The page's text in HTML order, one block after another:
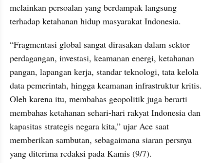
melainkan persoalan yang berdampak langsung
terhadap ketahanan hidup masyarakat Indonesia.
“Fragmentasi global sangat dirasakan dalam sektor
perdagangan, investasi, keamanan energi, ketahanan
pangan, lapangan kerja, standar teknologi, tata kelola
data pemerintah, hingga keamanan infrastruktur kritis.
Oleh karena itu, membahas geopolitik juga berarti
membahas ketahanan sehari-hari rakyat Indonesia dan
kapasitas strategis negara kita,” ujar Ace saat
memberikan sambutan, sebagaimana siaran persnya
yang diterima redaksi pada Kamis (9/7).